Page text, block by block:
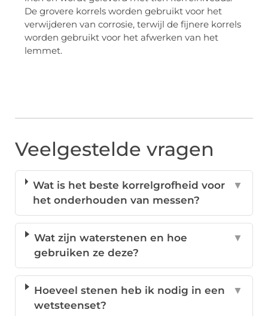
De grovere korrels worden gebruikt voor het
verwijderen van corrosie, terwijl de fijnere korrels
worden gebruikt voor het afwerken van het
lemmet.
Veelgestelde vragen
Wat is het beste korrelgrofheid voor
het onderhouden van messen?
▼
Wat zijn waterstenen en hoe
gebruiken ze deze?
▼
Hoeveel stenen heb ik nodig in een
wetsteenset?
▼